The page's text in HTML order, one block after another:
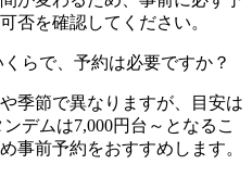
否を確認してください。
らで、予約は必要ですか？
季節で異なりますが、目安は
デムは7,000円台～となるこ
事前予約をおすすめします。